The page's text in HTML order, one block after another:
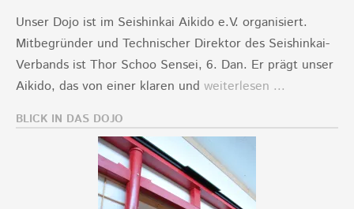
Unser Dojo ist im Seishinkai Aikido e.V. organisiert.
Mitbegründer und Technischer Direktor des Seishinkai-
Verbands ist Thor Schoo Sensei, 6. Dan. Er prägt unser
Aikido, das von einer klaren und weiterlesen ...
BLICK IN DAS DOJO